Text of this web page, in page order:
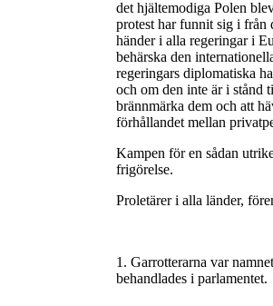
det hjältemodiga Polen
protest har funnit sig i från
händer i alla regeringar i
behärska den
regeringars diplomatiska
och om den inte är i stånd
brännmärka dem och att
förhållandet mellan
Kampen för en sådan
frigörelse.
Proletärer i alla länder,
1 . Garrotterarna var
behandlades i parlamentet.